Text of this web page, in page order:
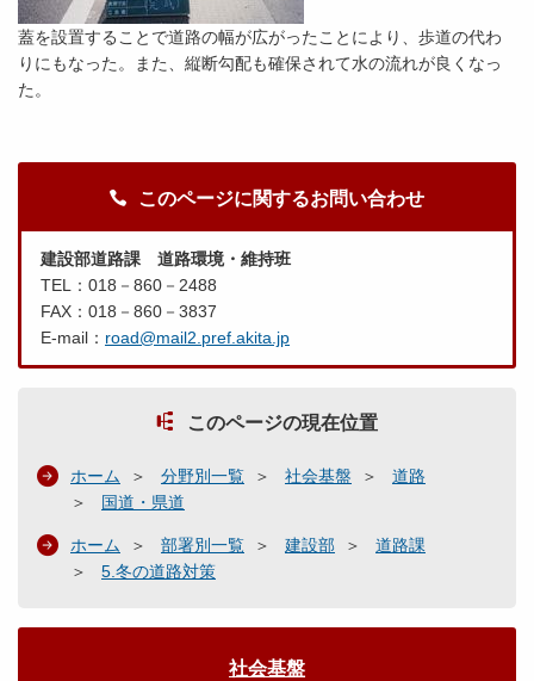
蓋を設置することで道路の幅が広がったことにより、歩道の代わ
りにもなった。また、縦断勾配も確保されて水の流れが良くなっ
た。
このページに関するお問い合わせ
建設部道路課 道路環境・維持班
TEL：018－860－2488
FAX：018－860－3837
E-mail： road@mail2.pref.akita.jp
このページの現在位置
ホーム 分野別一覧 社会基盤
道路
国道・県道
ホーム 部署別一覧 建設部
道路課
5.冬の道路対策
社会基盤